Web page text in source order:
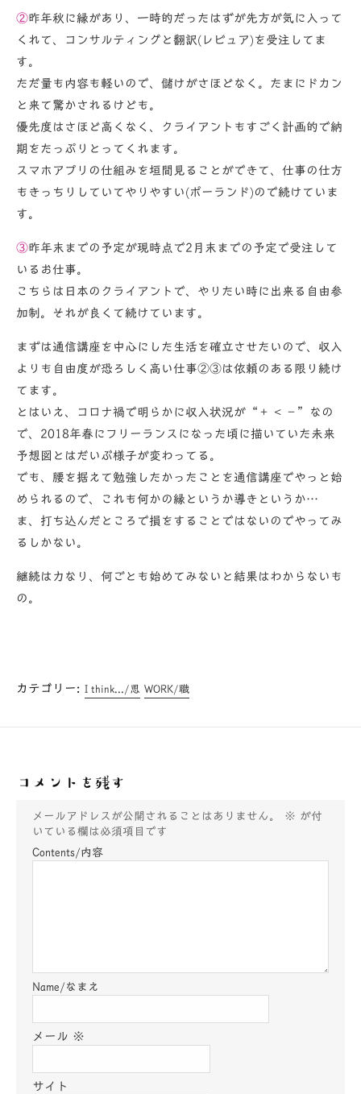
②昨年秋に縁があり、一時的だったはずが先方が気に入って
くれて、コンサルティングと翻訳(レビュア)を受注してま
す。
ただ量も内容も軽いので、儲けがさほどなく。たまにドカン
と来て驚かされるけども。
優先度はさほど高くなく、クライアントもすごく計画的で納
期をたっぷりとってくれます。
スマホアプリの仕組みを垣間見ることができて、仕事の仕方
もきっちりしていてやりやすい(ポーランド)ので続けていま
す。
③昨年末までの予定が現時点で2月末までの予定で受注して
いるお仕事。
こちらは日本のクライアントで、やりたい時に出来る自由参
加制。それが良くて続けています。
まずは通信講座を中心にした生活を確立させたいので、収入
よりも自由度が恐ろしく高い仕事②③は依頼のある限り続け
てます。
とはいえ、コロナ禍で明らかに収入状況が“＋ < −”なの
で、2018年春にフリーランスになった頃に描いていた未来
予想図とはだいぶ様子が変わってる。
でも、腰を据えて勉強したかったことを通信講座でやっと始
められるので、これも何かの縁というか導きというか…
ま、打ち込んだところで損をすることではないのでやってみ
るしかない。
継続は力なり、何ごとも始めてみないと結果はわからないも
の。
カテゴリー: I think.../思 WORK/職
コメントを残す
メールアドレスが公開されることはありません。 ※ が付
いている欄は必須項目です
メール ※
サイト